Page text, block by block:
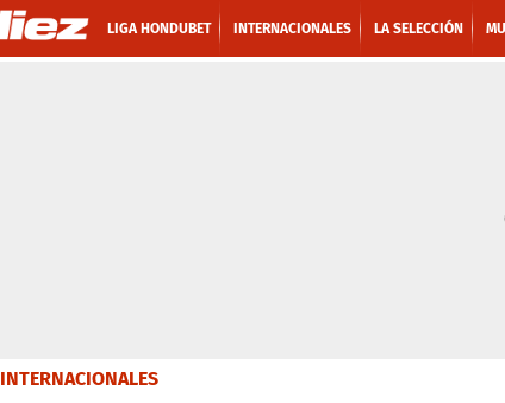
LIGA HONDUBET INTERNACIONALES LA SELECCIÓN
INTERNACIONALES